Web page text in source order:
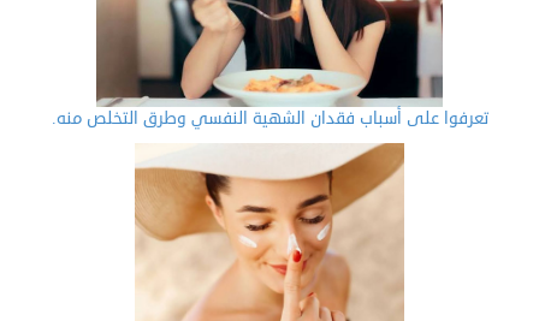
تعرفوا على أسباب فقدان الشهية النفسي وطرق التخلص منه.